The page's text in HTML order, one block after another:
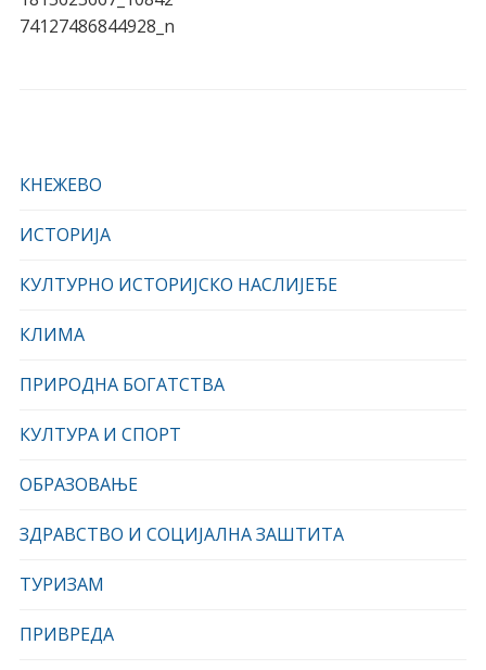
КНЕЖЕВО
ИСТОРИЈА
КУЛТУРНО ИСТОРИЈСКО НАСЛИЈЕЂЕ
КЛИМА
ПРИРОДНА БОГАТСТВА
КУЛТУРА И СПОРТ
ОБРАЗОВАЊЕ
ЗДРАВСТВО И СОЦИЈАЛНА ЗАШТИТА
ТУРИЗАМ
ПРИВРЕДА